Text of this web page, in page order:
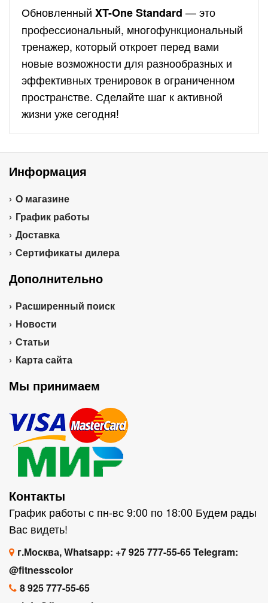
Обновленный XT-One Standard — это
профессиональный, многофункциональный
тренажер, который откроет перед вами
новые возможности для разнообразных и
эффективных тренировок в ограниченном
пространстве. Сделайте шаг к активной
жизни уже сегодня!
Информация
О магазине
График работы
Доставка
Сертификаты дилера
Дополнительно
Расширенный поиск
Новости
Статьи
Карта сайта
Мы принимаем
Контакты
График работы с пн-вс 9:00 по 18:00 Будем рады
Вас видеть!
г.Москва, Whatsapp: +7 925 777-55-65 Telegram:
@fitnesscolor
8 925 777-55-65